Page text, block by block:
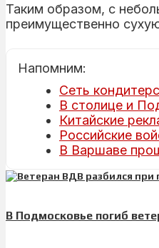
Таким образом, с
преимущественно
Напомним:
Сеть
В столице и
Китайские
Российские
В Варшаве
В Подмосковье погиб